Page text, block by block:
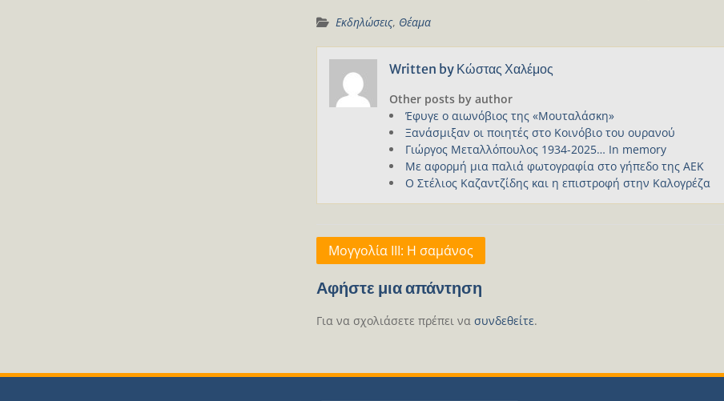
Εκδηλώσεις, Θέαμα
Written by Κώστας Χαλέμος
Other posts by author
Έφυγε ο αιωνόβιος της «Μουταλάσκη»
Ξανάσμιξαν οι ποιητές στο Κοινόβιο του ουρανού
Γιώργος Μεταλλόπουλος 1934-2025… In memory
Με αφορμή μια παλιά φωτογραφία στο γήπεδο της ΑΕΚ
Ο Στέλιος Καζαντζίδης και η επιστροφή στην Καλογρέζα
Πλοήγηση
Μογγολία ΙΙΙ: Η σαμάνος
Αφήστε μια απάντηση
Για να σχολιάσετε πρέπει να συνδεθείτε.